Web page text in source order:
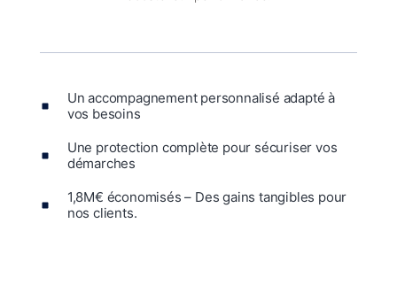
Un accompagnement personnalisé adapté à
vos besoins
Une protection complète pour sécuriser vos
démarches
1,8M€ économisés – Des gains tangibles pour
nos clients.